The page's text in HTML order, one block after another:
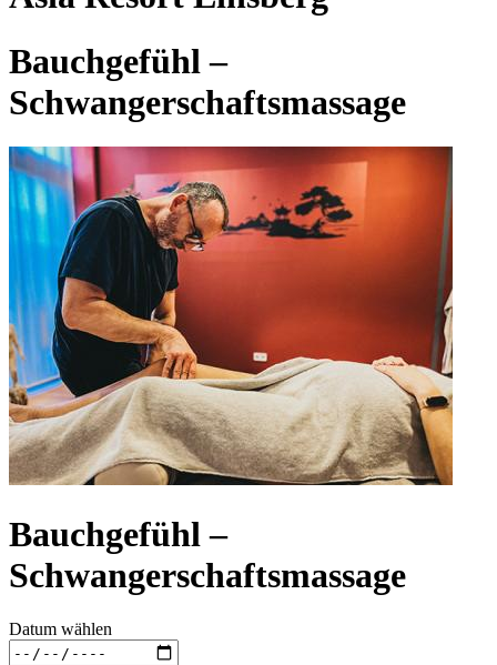
Bauchgefühl –
Schwangerschaftsmassage
Bauchgefühl –
Schwangerschaftsmassage
Datum wählen